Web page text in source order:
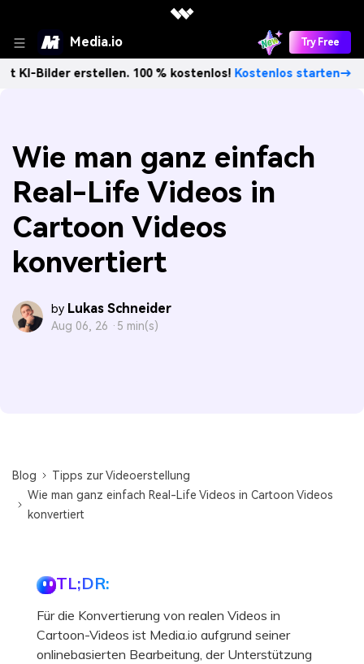
Media.io Try Free
erstellen. 100 % kostenlos!Kostenlos starten→
Wie man ganz einfach
Real-Life Videos in
Cartoon Videos
konvertiert
by Lukas Schneider
Aug 06, 26 · 5 min(s)
Blog
Tipps zur Videoerstellung
Wie man ganz einfach Real-Life Videos in Cartoon Videos
konvertiert
TL;DR:
Für die Konvertierung von realen Videos in
Cartoon-Videos ist Media.io aufgrund seiner
onlinebasierten Bearbeitung, der Unterstützung